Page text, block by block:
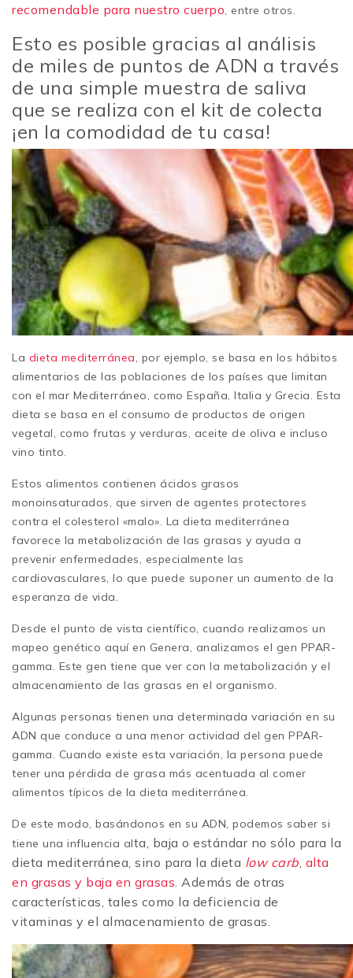
recomendable para nuestro cuerpo, entre otros.
Esto es posible gracias al análisis
de miles de puntos de ADN a través
de una simple muestra de saliva
que se realiza con el kit de colecta
¡en la comodidad de tu casa!
La dieta mediterránea, por ejemplo, se basa en los hábitos
alimentarios de las poblaciones de los países que limitan
con el mar Mediterráneo, como España, Italia y Grecia. Esta
dieta se basa en el consumo de productos de origen
vegetal, como frutas y verduras, aceite de oliva e incluso
vino tinto.
Estos alimentos contienen ácidos grasos
monoinsaturados, que sirven de agentes protectores
contra el colesterol «malo». La dieta mediterránea
favorece la metabolización de las grasas y ayuda a
prevenir enfermedades, especialmente las
cardiovasculares, lo que puede suponer un aumento de la
esperanza de vida.
Desde el punto de vista científico, cuando realizamos un
mapeo genético aquí en Genera, analizamos el gen PPAR-
gamma. Este gen tiene que ver con la metabolización y el
almacenamiento de las grasas en el organismo.
Algunas personas tienen una determinada variación en su
ADN que conduce a una menor actividad del gen PPAR-
gamma. Cuando existe esta variación, la persona puede
tener una pérdida de grasa más acentuada al comer
alimentos típicos de la dieta mediterránea.
De este modo, basándonos en su ADN, podemos saber si
tiene una influencia alta, baja o estándar no sólo para la
dieta mediterránea, sino para la dieta low carb alta
en grasas y baja en grasas. Además de otras
características, tales como la deficiencia de
vitaminas y el almacenamiento de grasas.